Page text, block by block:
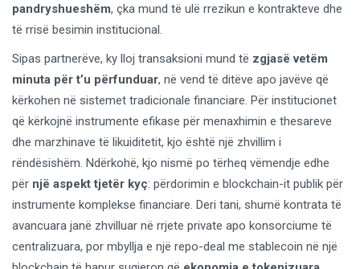
pandryshueshëm, çka mund të ulë rrezikun e kontrakteve dhe
të rrisë besimin institucional.
Sipas partnerëve, ky lloj transaksioni mund të zgjasë vetëm
minuta për t’u përfunduar, në vend të ditëve apo javëve që
kërkohen në sistemet tradicionale financiare. Për institucionet
që kërkojnë instrumente efikase për menaxhimin e thesareve
dhe marzhinave të likuiditetit, kjo është një zhvillim i
rëndësishëm. Ndërkohë, kjo nismë po tërheq vëmendje edhe
për një aspekt tjetër kyç: përdorimin e blockchain-it publik për
instrumente komplekse financiare. Deri tani, shumë kontrata të
avancuara janë zhvilluar në rrjete private apo konsorciume të
centralizuara, por mbyllja e një repo-deal me stablecoin në një